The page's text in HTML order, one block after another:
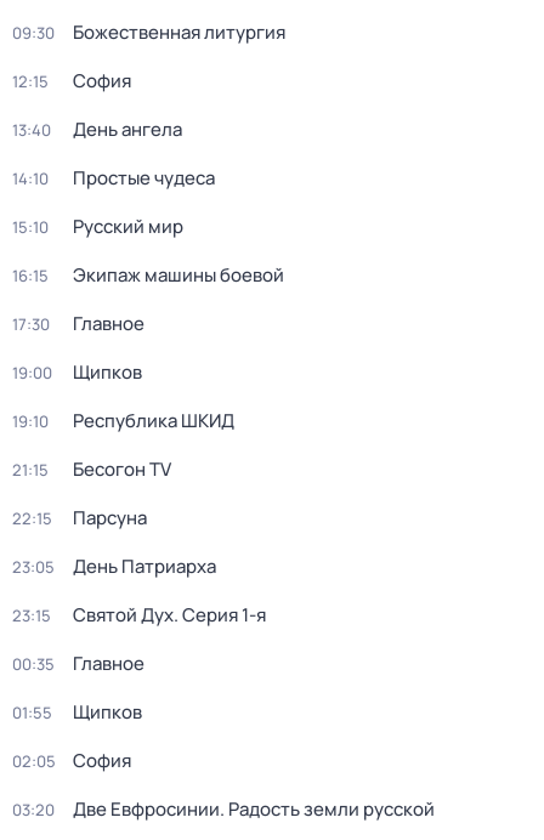
09:30 Божественная литургия
12:15 София
13:40 День ангела
14:10 Простые чудеca
15:10 Русский мир
16:15 Экипаж машины боевой
17:30 Главное
19:00 Щипков
19:10 Республика ШКИД
21:15 Бесогон TV
22:15 Парсуна
23:05 День Патриарха
23:15 Святой Дух. Серия 1-я
00:35 Главное
01:55 Щипков
02:05 София
03:20 Две Евфросинии. Радость земли русской